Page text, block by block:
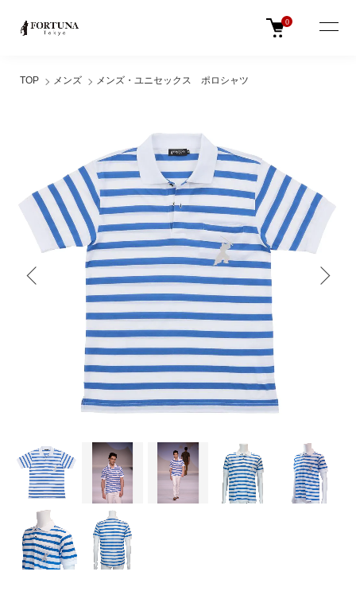
0
TOP メンズ メンズ・ユニセックス ポロシャツ